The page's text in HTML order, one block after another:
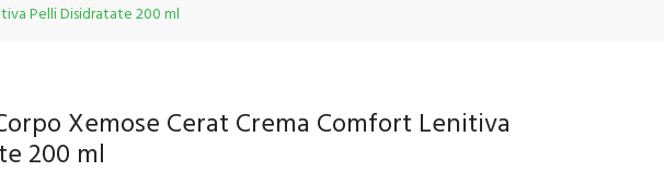
Pelli Disidratate 200 ml
Xemose Cerat Crema Comfort Lenitiva
200 ml